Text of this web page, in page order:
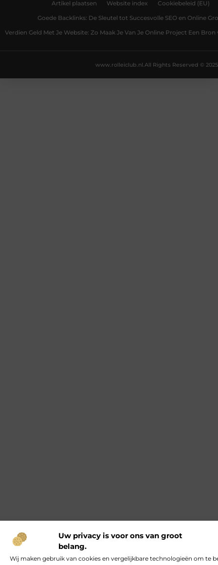
Uw privacy is voor ons van groot
belang.
Wij maken gebruik van cookies en vergelijkbare technologieën om te
Artikel plaatsen Website index Cookiebeleid (EU)
Goede Backlinks: De Sleutel tot Succesvolle SEO en Online
Verdien Geld Met Je Website: Zo Maak Je Van Je Online Project Een
All Rights Reserved © 2025
www.rolleiclub.nl.